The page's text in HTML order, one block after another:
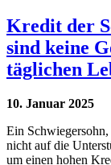
Kredit der
sind keine
täglichen
10. Januar 2025
Ein
nicht auf die
um einen hohen